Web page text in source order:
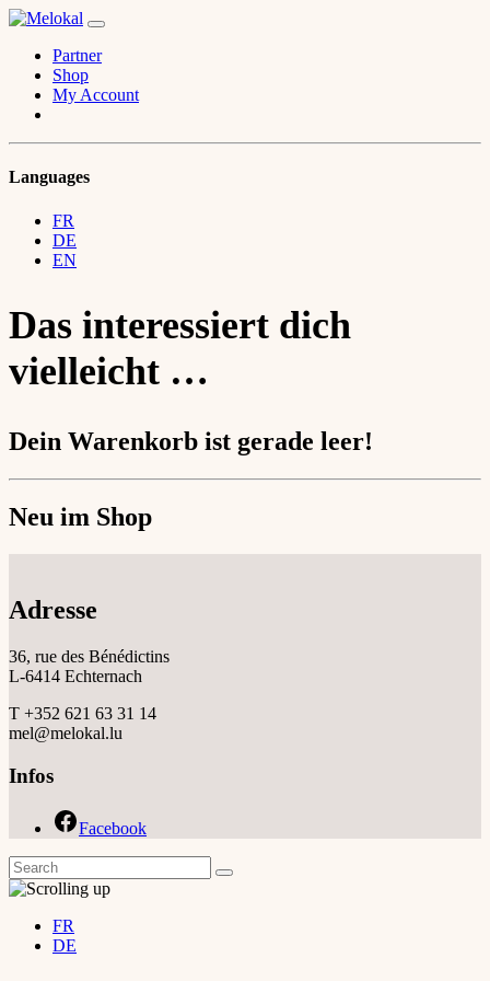
Partner
Shop
My Account
Languages
FR
DE
EN
Das interessiert dich
vielleicht …
Dein Warenkorb ist gerade leer!
Neu im Shop
Adresse
36, rue des Bénédictins
L-6414 Echternach
T +352 621 63 31 14
mel@melokal.lu
Infos
Facebook
FR
DE